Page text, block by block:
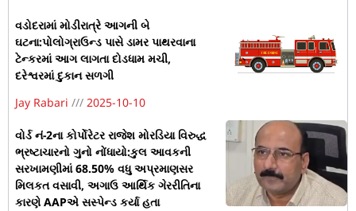
વડોદરામાં મોડીરાત્રે આગની બે
ઘટના:પોલોગ્રાઉન્ડ પાસે ડામર પાથરવાના
ટેન્કરમાં આગ લાગતા દોડધામ મચી,
દરેશ્વરમાં દુકાન સળગી
Jay Rabari
2025-10-10
વોર્ડ નં-2ના કોર્પોરેટર રાજેશ મોરડિયા વિરુદ્ધ
ભ્રષ્ટાચારનો ગુનો નોંધાયો:કુલ આવકની
સરખામણીમાં 68.50% વધુ અપ્રમાણસર
મિલકત વસાવી, અગાઉ આર્થિક ગેરરીતિના
કારણે AAPએ સસ્પેન્ડ કર્યા હતા